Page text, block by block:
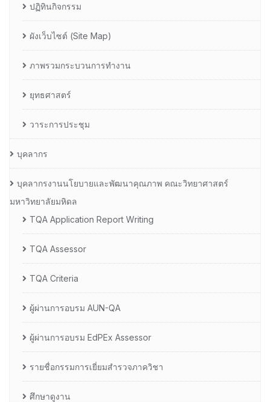
ปฏิทินกิจกรรม
ผังเว็บไซต์ (Site Map)
ภาพรวมกระบวนการทำงาน
ยุทธศาสตร์
วาระการประชุม
บุคลากร
บุคลากรงานนโยบายและพัฒนาคุณภาพ คณะวิทยาศาสตร์
มหาวิทยาลัยมหิดล
TQA Application Report Writing
TQA Assessor
TQA Criteria
ผู้ผ่านการอบรม AUN-QA
ผู้ผ่านการอบรม EdPEx Assessor
รายชื่อกรรมการเยี่ยมสำรวจภาควิชา
ศึกษาดูงาน